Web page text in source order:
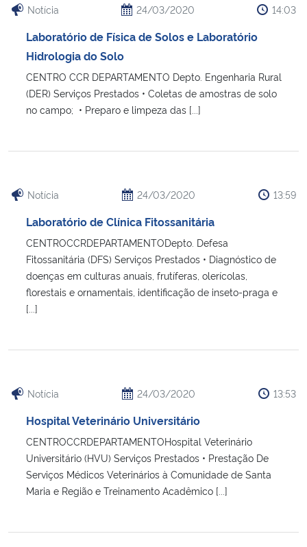
Notícia 24/03/2020 14:03
Laboratório de Física de Solos e Laboratório
Hidrologia do Solo
CENTRO CCR DEPARTAMENTO Depto. Engenharia Rural
(DER) Serviços Prestados • Coletas de amostras de solo
no campo; • Preparo e limpeza das [...]
Notícia 24/03/2020 13:59
Laboratório de Clínica Fitossanitária
CENTROCCRDEPARTAMENTODepto. Defesa
Fitossanitária (DFS) Serviços Prestados • Diagnóstico de
doenças em culturas anuais, frutíferas, olerícolas,
florestais e ornamentais, identificação de inseto-praga e
[...]
Notícia 24/03/2020 13:53
Hospital Veterinário Universitário
CENTROCCRDEPARTAMENTOHospital Veterinário
Universitário (HVU) Serviços Prestados • Prestação De
Serviços Médicos Veterinários à Comunidade de Santa
Maria e Região e Treinamento Acadêmico [...]